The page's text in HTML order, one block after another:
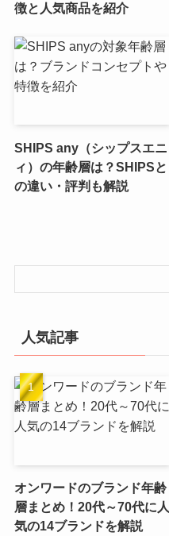
徴と人気商品を紹介
SHIPS any（シップスエニ
ィ）の年齢層は？SHIPSと
の違い・評判も解説
人気記事
オンワードのブランド年齢
層まとめ！20代～70代に人
気の14ブランドを解説